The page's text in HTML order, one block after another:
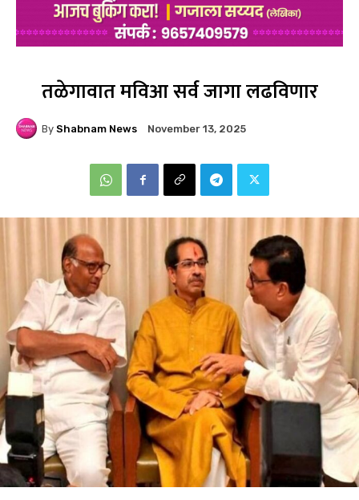
तळेगावात मविआ सर्व जागा लढविणार
By Shabnam News November 13, 2025